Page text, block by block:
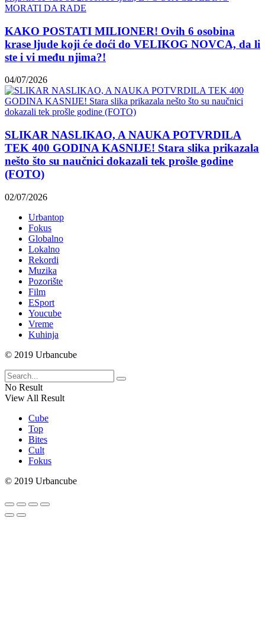
Black
for
all
us?!
Muzika
IRON!
The
Number
The
Beast!
Muzika
OPASNE
LJUBIČICE!
JEDVA
ČEKAM
LJUDI
PROTIV
MAŠINA
KAKO POSTATI MILIONER! Ovih 6 osobina
krase ljude koji će doći do VELIKOG NOVCA, da li
ste i vi među njima?!
04/07/2026
SLIKAR NASLIKAO, A NAUKA POTVRDILA
TEK 400 GODINA KASNIJE! Stara slika prikazala
nešto što su naučnici dokazali tek prošle godine
(FOTO)
02/07/2026
Urbantop
Fokus
Globalno
Lokalno
Rekordi
Muzika
Pozorište
Film
ESport
Youcube
Vreme
Kuhinja
© 2019 Urbancube
No Result
View All Result
Cube
Top
Bites
Cult
Fokus
© 2019 Urbancube